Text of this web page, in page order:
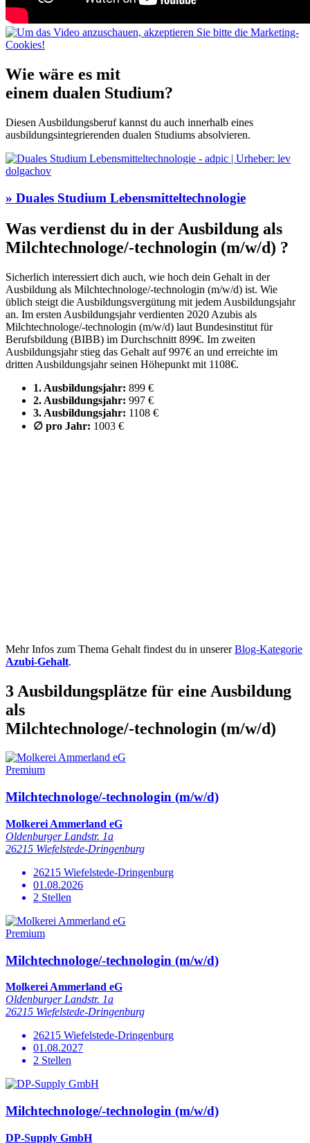
Wie wäre es mit
einem dualen Studium?
Diesen Ausbildungsberuf kannst du auch innerhalb eines
ausbildungsintegrierenden dualen Studiums absolvieren.
» Duales Studium Lebensmitteltechnologie
Was verdienst du in der Ausbildung als
Milchtechnologe/-technologin (m/w/d) ?
Sicherlich interessiert dich auch, wie hoch dein Gehalt in der
Ausbildung als Milchtechnologe/-technologin (m/w/d) ist. Wie
üblich steigt die Ausbildungsvergütung mit jedem Ausbildungsjahr
an. Im ersten Ausbildungsjahr verdienten 2020 Azubis als
Milchtechnologe/-technologin (m/w/d) laut Bundesinstitut für
Berufsbildung (BIBB) im Durchschnitt 899€. Im zweiten
Ausbildungsjahr stieg das Gehalt auf 997€ an und erreichte im
dritten Ausbildungsjahr seinen Höhepunkt mit 1108€.
1. Ausbildungsjahr: 899 €
2. Ausbildungsjahr: 997 €
3. Ausbildungsjahr: 1108 €
∅ pro Jahr: 1003 €
Mehr Infos zum Thema Gehalt findest du in unsererBlog-Kategorie
Azubi-Gehalt.
3 Ausbildungsplätze für eine Ausbildung
als
Milchtechnologe/-technologin (m/w/d)
Premium
Milchtechnologe/-technologin (m/w/d)
Molkerei Ammerland eG
Oldenburger Landstr. 1a
26215 Wiefelstede-Dringenburg
26215 Wiefelstede-Dringenburg
01.08.2026
2 Stellen
Premium
Milchtechnologe/-technologin (m/w/d)
Molkerei Ammerland eG
Oldenburger Landstr. 1a
26215 Wiefelstede-Dringenburg
26215 Wiefelstede-Dringenburg
01.08.2027
2 Stellen
Milchtechnologe/-technologin (m/w/d)
DP-Supply GmbH